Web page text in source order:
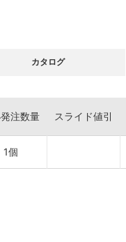
カタログ
注数量 スライド値引
1個